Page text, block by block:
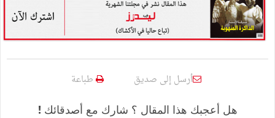
أرسل إلى صديق طباعة
هل أعجبك هذا المقال ؟ شارك مع أصدقائك !